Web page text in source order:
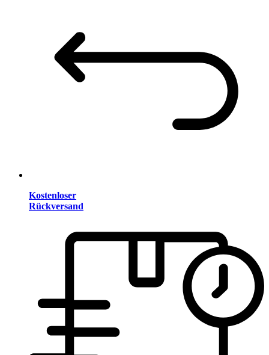
Kostenloser
Rückversand